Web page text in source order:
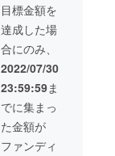
目標金額を
達成した場
合にのみ、
2022/07/30
23:59:59ま
でに集まっ
た金額が
ファンディ